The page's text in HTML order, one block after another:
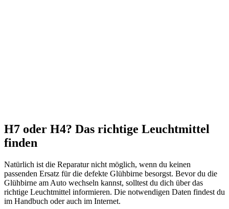
H7 oder H4? Das richtige Leuchtmittel
finden
Natürlich ist die Reparatur nicht möglich, wenn du keinen
passenden Ersatz für die defekte Glühbirne besorgst. Bevor du die
Glühbirne am Auto wechseln kannst, solltest du dich über das
richtige Leuchtmittel informieren. Die notwendigen Daten findest du
im Handbuch oder auch im Internet.